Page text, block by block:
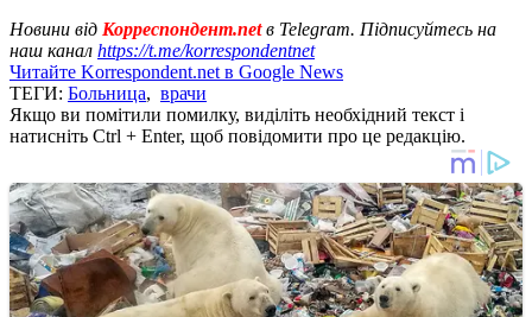
Новини від Корреспондент.netв Telegram. Підписуйтесь на
наш канал https://t.me/korrespondentnet
Читайте Korrespondent.net в Google News
ТЕГИ: Больница, врачи
Якщо ви помітили помилку, виділіть необхідний текст і
натисніть Ctrl + Enter, щоб повідомити про це редакцію.